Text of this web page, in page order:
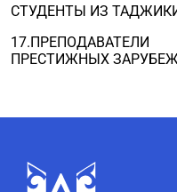
СТУДЕНТЫ ИЗ
ПРЕСТИЖНЫХ